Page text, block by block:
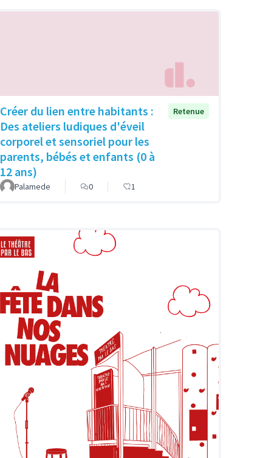
Créer du lien entre habitants :
Des ateliers ludiques d'éveil
corporel et sensoriel pour les
parents, bébés et enfants (0 à
12 ans)
Retenue
Palamede 0 1